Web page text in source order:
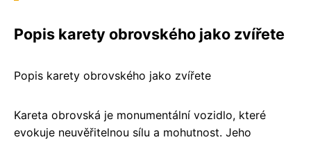
Popis karety obrovského jako zvířete
Popis karety obrovského jako zvířete
Kareta obrovská je monumentální vozidlo, které
evokuje neuvěřitelnou sílu a mohutnost. Jeho